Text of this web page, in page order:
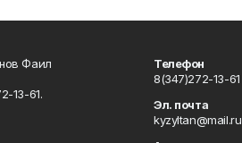
Фаил
13-61.
Телефон
8(347)272-13-61
Эл. почта
kyzyltan@mail.ru